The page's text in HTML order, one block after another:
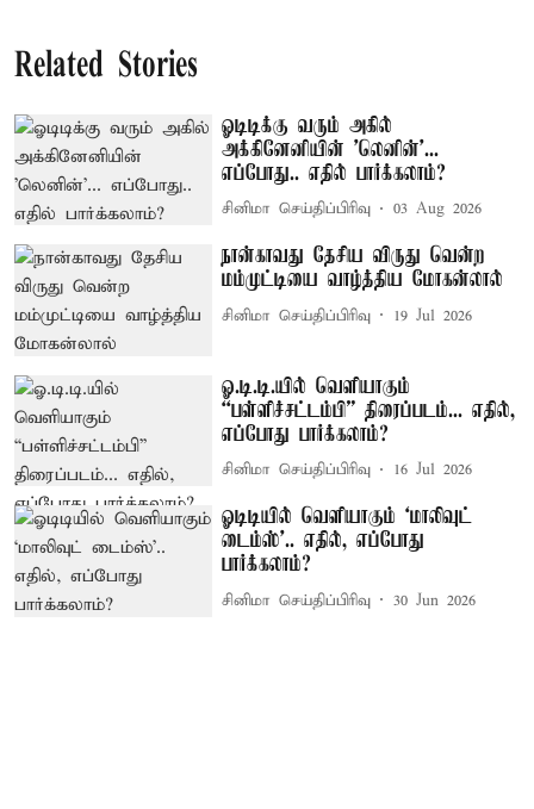
Related Stories
ஓடிடிக்கு வரும் அகில்
அக்கினேனியின் 'லெனின்'...
எப்போது.. எதில் பார்க்கலாம்?
சினிமா செய்திப்பிரிவு 03 Aug 2026
நான்காவது தேசிய விருது வென்ற
மம்முட்டியை வாழ்த்திய மோகன்லால்
சினிமா செய்திப்பிரிவு 19 Jul 2026
ஓ.டி.டி.யில் வெளியாகும்
“பள்ளிச்சட்டம்பி” திரைப்படம்... எதில்,
எப்போது பார்க்கலாம்?
சினிமா செய்திப்பிரிவு 16 Jul 2026
ஓடிடியில் வெளியாகும் ‘மாலிவுட்
டைம்ஸ்’.. எதில், எப்போது
பார்க்கலாம்?
சினிமா செய்திப்பிரிவு 30 Jun 2026